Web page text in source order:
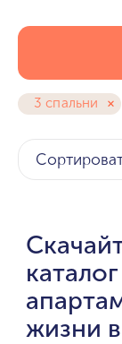
3 спальни
жизни